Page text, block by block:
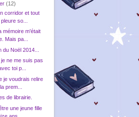
(12)
corridor et tout
so...
mémoire m'était
Mais pa...
du Noël 2014...
ne me suis pas
toi p...
je voudrais relire
prem...
de librairie.
une jeune fille